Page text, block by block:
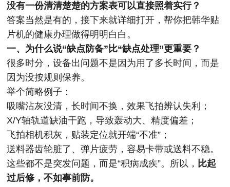
没有一份清清楚楚的方案表可以直接照着实行？
答案当然是有的，接下来就详细打开，帮你把韩华贴
片机的健康办理做得明明白白。
一、为什么说“缺点防备”比“缺点处理”更重要？
很多时分，设备出问题不是因为用了多长时间，而是
因为没按规则保养。
举个简略例子：
吸嘴沾灰没清，长时间不换，效果飞拍辨认失利；
X/Y轴轨道缺油干跑，导致轰动大、精度偏差；
飞拍相机积灰，贴装定位就开端“不准”；
送料器齿轮脏了、弹片疲劳，容易卡带或送料不稳。
这些都不是突发问题，而是“积病成疾”。所以， 比起
过后修，不如事前防。